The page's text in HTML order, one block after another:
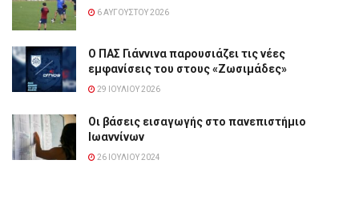
6 ΑΥΓΟΎΣΤΟΥ 2026
Ο ΠΑΣ Γιάννινα παρουσιάζει τις νέες
εμφανίσεις του στους «Ζωσιμάδες»
29 ΙΟΥΛΊΟΥ 2026
Οι βάσεις εισαγωγής στο πανεπιστήμιο
Ιωαννίνων
26 ΙΟΥΛΊΟΥ 2024